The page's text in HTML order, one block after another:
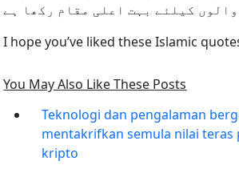
کیلئے بہت اعلی مقام رکھا ہے
I hope you’ve liked these Islamic
You May Also Like These Posts
Teknologi dan pengalaman
mentakrifkan semula nilai teras
kripto